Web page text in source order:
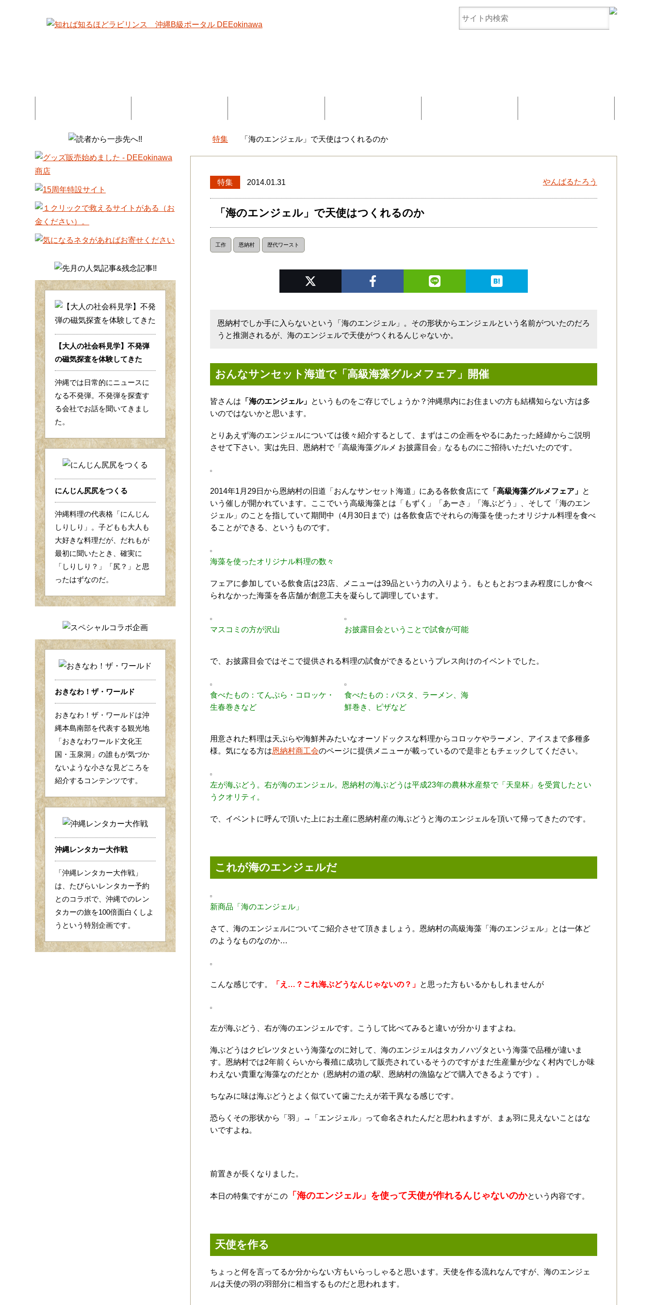
DEEokinawaトップ
特集 「海のエンジェル」で天使はつくれるのか
特集 2014.01.31 やんばるたろう
「海のエンジェル」で天使はつくれるのか
工作 恩納村 歴代ワースト
恩納村でしか手に入らないという「海のエンジェル」。その形状からエンジェルという名前がついたのだろ
うと推測されるが、海のエンジェルで天使がつくれるんじゃないか。
おんなサンセット海道で「高級海藻グルメフェア」開催
皆さんは 「海のエンジェル」 というものをご存じでしょうか？沖縄県内にお住まいの方も結構知らない方は多
いのではないかと思います。
とりあえず海のエンジェルについては後々紹介するとして、まずはこの企画をやるにあたった経緯からご説明
させて下さい。実は先日、恩納村で「高級海藻グルメ お披露目会」なるものにご招待いただいたのです。
2014年1月29日から恩納村の旧道「おんなサンセット海道」にある各飲食店にて 「高級海藻グルメフェア」 と
いう催しが開かれています。ここでいう高級海藻とは「もずく」「あーさ」「海ぶどう」、そして「海のエン
ジェル」のことを指していて期間中（4月30日まで）は各飲食店でそれらの海藻を使ったオリジナル料理を食べ
ることができる、というものです。
海藻を使ったオリジナル料理の数々
フェアに参加している飲食店は23店、メニューは39品という力の入りよう。もともとおつまみ程度にしか食べ
られなかった海藻を各店舗が創意工夫を凝らして調理しています。
マスコミの方が沢山 お披露目会ということで試食が可能
で、お披露目会ではそこで提供される料理の試食ができるというプレス向けのイベントでした。
食べたもの：てんぷら・コロッケ・
生春巻きなど
食べたもの：パスタ、ラーメン、海
鮮巻き、ピザなど
用意された料理は天ぷらや海鮮丼みたいなオーソドックスな料理からコロッケやラーメン、アイスまで多種多
様。気になる方は恩納村商工会のページに提供メニューが載っているので是非ともチェックしてください。
左が海ぶどう。右が海のエンジェル。恩納村の海ぶどうは平成23年の農林水産祭で「天皇杯」を受賞したとい
うクオリティ。
で、イベントに呼んで頂いた上にお土産に恩納村産の海ぶどうと海のエンジェルを頂いて帰ってきたのです。
これが海のエンジェルだ
新商品「海のエンジェル」
さて、海のエンジェルについてご紹介させて頂きましょう。恩納村の高級海藻「海のエンジェル」とは一体ど
のようなものなのか…
こんな感じです。 「え…？これ海ぶどうなんじゃないの？」 と思った方もいるかもしれませんが
左が海ぶどう、右が海のエンジェルです。こうして比べてみると違いが分かりますよね。
海ぶどうはクビレツタという海藻なのに対して、海のエンジェルはタカノハヅタという海藻で品種が違いま
す。恩納村では2年前くらいから養殖に成功して販売されているそうのですがまだ生産量が少なく村内でしか味
わえない貴重な海藻なのだとか（恩納村の道の駅、恩納村の漁協などで購入できるようです）。
ちなみに味は海ぶどうとよく似ていて歯ごたえが若干異なる感じです。
恐らくその形状から「羽」→「エンジェル」って命名されたんだと思われますが、まぁ羽に見えないことはな
いですよね。
前置きが長くなりました。
本日の特集ですがこの 「海のエンジェル」を使って天使が作れるんじゃないのかという内容です。
天使を作る
ちょっと何を言ってるか分からない方もいらっしゃると思います。天使を作る流れなんですが、海のエンジェ
ルは天使の羽の羽部分に相当するものだと思われます。
【大人の社会科見学】不発弾
の磁気探査を体験してきた
沖縄では日常的にニュースに
なる不発弾。不発弾を探査す
る会社でお話を聞いてきまし
た。
にんじん尻尻をつくる
沖縄料理の代表格「にんじん
しりしり」。子どもも大人も
大好きな料理だが、だれもが
最初に聞いたとき、確実に
「しりしり？」「尻？」と思
ったはずなのだ。
おきなわ！ザ・ワールド
おきなわ！ザ・ワールドは沖
縄本島南部を代表する観光地
「おきなわワールド文化王
国・玉泉洞」の誰もが気づか
ないような小さな見どころを
紹介するコンテンツです。
沖縄レンタカー大作戦
「沖縄レンタカー大作戦」
は、たびらいレンタカー予約
とのコラボで、沖縄でのレン
タカーの旅を100倍面白くしよ
うという特別企画です。